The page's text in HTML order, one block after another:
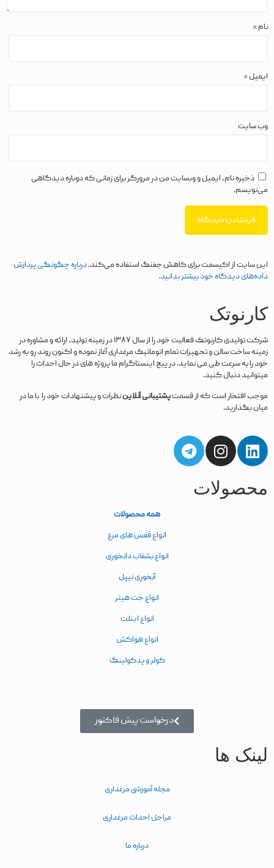
نام *
ایمیل *
وب‌ سایت
ذخیره نام، ایمیل و وبسایت من در مرورگر برای زمانی که دوباره دیدگاهی
می‌نویسم.
این سایت از اکیسمت برای کاهش جفنگ استفاده می‌کند.درباره چگونگی پردازش
داده‌های دیدگاه خود بیشتر بدانید.
کارنوتک
شرکت تولیدی کارنوتک فعالیت خود را از سال ۱۳۸۷ در زمینه تولید، ارائه و مشاوره در
زمینه ساخت سالن و تجهیزات تمام اتوماتیک مرغداری آغاز نموده و اکنون روند رو به رشد
خود را به سرعت طی می نماید. در پیج اینستاگرام ما پروژه های در حال احداث را
میتوانید دنبال کنید.
موجب افتخار است که از قسمتپشتیبانی آنلایننظرات و پیشنهادات خود را با ما در
میان بگذارید.
محصولات
همه محصولات
انواع قفس های مرغ
انواع بشقاب دانخوری
آبخوری نیپل
انواع جت هیتر
انواع اینلت
انواع هواکش
کولر و پدکولینگ
درخواست پیش فاکتور
لینک ها
مجله آموزشی مرغداری
مراحل احداث مرغداری
درباره ما